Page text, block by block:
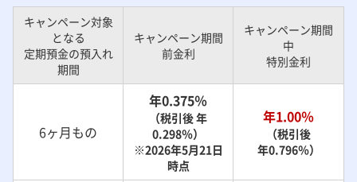
キャンペーン対象
となる
定期預金の預入れ
期間
キャンペーン期間
前金利
キャンペーン期間
中
特別金利
6ヶ月もの
年0.375％
（税引後 年
0.298％）
※2026年5月21日
時点
年1.00％
（税引後
年0.796％）